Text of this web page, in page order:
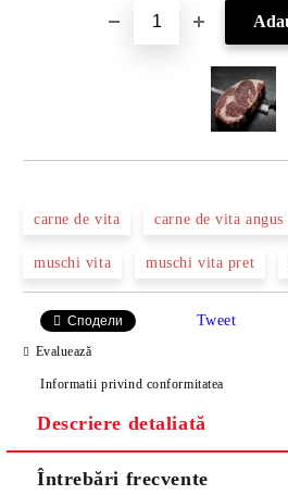
carne de vita carne de vita angus
muschi vita muschi vita pret
Сподели Tweet
Evaluează
Informatii privind conformitatea
Descriere detaliată
Întrebări frecvente